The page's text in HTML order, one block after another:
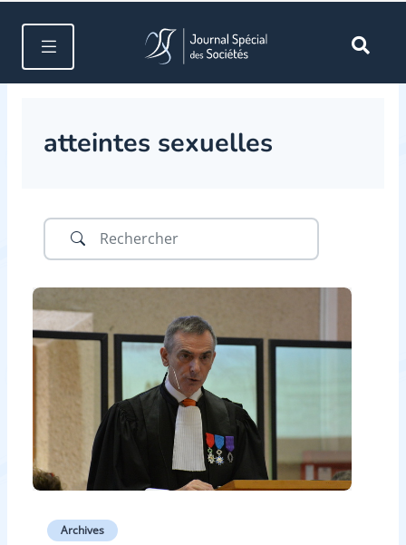
atteintes sexuelles
Archives